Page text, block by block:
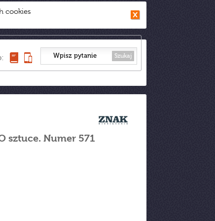
cookies
Szukaj
sztuce. Numer 571